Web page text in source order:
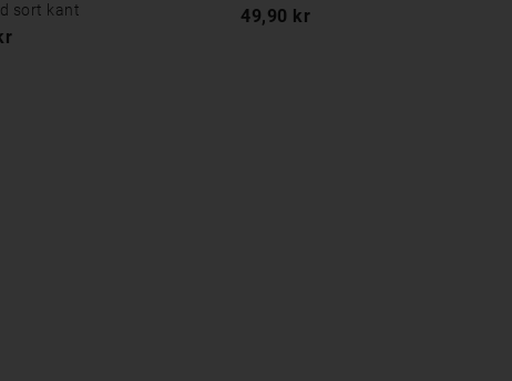
sort kant
49,90 kr